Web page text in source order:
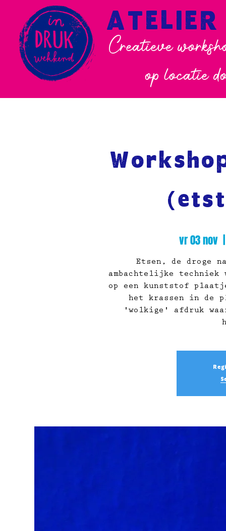
Creatieve
op locatie
vr 03 nov
Etsen, de droge
ambachtelijke techniek
op een kunststof
het krassen in de
'wolkige' afdruk